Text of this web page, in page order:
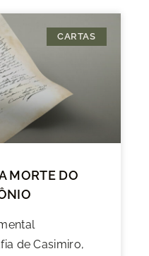
CARTAS
MORTE DO
de Casimiro,